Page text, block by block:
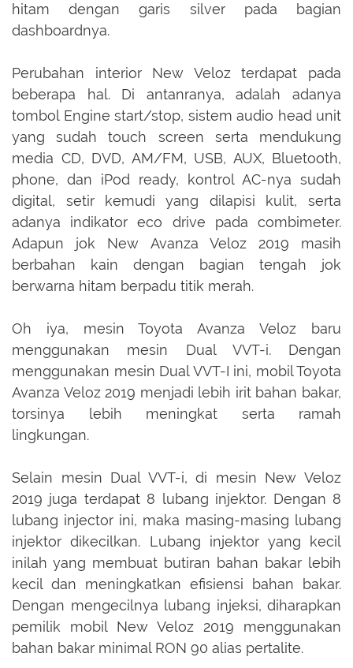
hitam dengan garis silver pada bagian
dashboardnya.
Perubahan interior New Veloz terdapat pada
beberapa hal. Di antanranya, adalah adanya
tombol Engine start/stop, sistem audio head unit
yang sudah touch screen serta mendukung
media CD, DVD, AM/FM, USB, AUX, Bluetooth,
phone, dan iPod ready, kontrol AC-nya sudah
digital, setir kemudi yang dilapisi kulit, serta
adanya indikator eco drive pada combimeter.
Adapun jok New Avanza Veloz 2019 masih
berbahan kain dengan bagian tengah jok
berwarna hitam berpadu titik merah.
Oh iya, mesin Toyota Avanza Veloz baru
menggunakan mesin Dual VVT-i. Dengan
menggunakan mesin Dual VVT-I ini, mobil Toyota
Avanza Veloz 2019 menjadi lebih irit bahan bakar,
torsinya lebih meningkat serta ramah
lingkungan.
Selain mesin Dual VVT-i, di mesin New Veloz
2019 juga terdapat 8 lubang injektor. Dengan 8
lubang injector ini, maka masing-masing lubang
injektor dikecilkan. Lubang injektor yang kecil
inilah yang membuat butiran bahan bakar lebih
kecil dan meningkatkan efisiensi bahan bakar.
Dengan mengecilnya lubang injeksi, diharapkan
pemilik mobil New Veloz 2019 menggunakan
bahan bakar minimal RON 90 alias pertalite.